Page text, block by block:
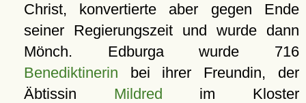
Christ, konvertierte aber gegen Ende
seiner Regierungszeit und wurde dann
Mönch. Edburga wurde 716
Benediktinerin bei ihrer Freundin, der
Äbtissin Mildred im Kloster